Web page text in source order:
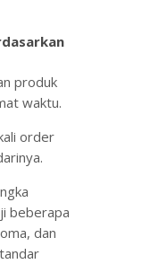
produk
waktu.
order
beberapa
dan